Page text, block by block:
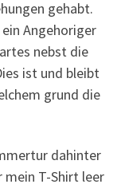
gehabt.
Angehoriger
nebst die
ist und bleibt
grund die
dahinter
mein T-Shirt leer